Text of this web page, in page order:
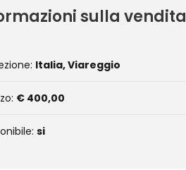
sulla vendita
Italia, Viareggio
€ 400,00
si